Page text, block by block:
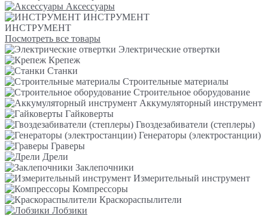
Аксессуары
ИНСТРУМЕНТ
ИНСТРУМЕНТ
Посмотреть все товары
Электрические отвертки
Крепеж
Станки
Строительные материалы
Строительное оборудование
Аккумуляторный инструмент
Гайковерты
Гвоздезабиватели (степлеры)
Генераторы (электростанции)
Граверы
Дрели
Заклепочники
Измерительный инструмент
Компрессоры
Краскораспылители
Лобзики